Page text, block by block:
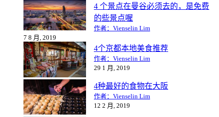
4 个景点在曼谷必须去的，是免费
的些景点喔
作者：Vienselin Lim
7 8 月, 2019
4个京都本地美食推荐
作者：Vienselin Lim
29 1 月, 2019
4种最好的食物在大阪
作者：Vienselin Lim
12 2 月, 2019